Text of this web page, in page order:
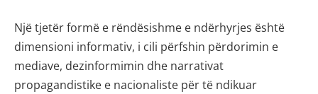
Një tjetër formë e rëndësishme e ndërhyrjes është
dimensioni informativ, i cili përfshin përdorimin e
mediave, dezinformimin dhe narrativat
propagandistike e nacionaliste për të ndikuar